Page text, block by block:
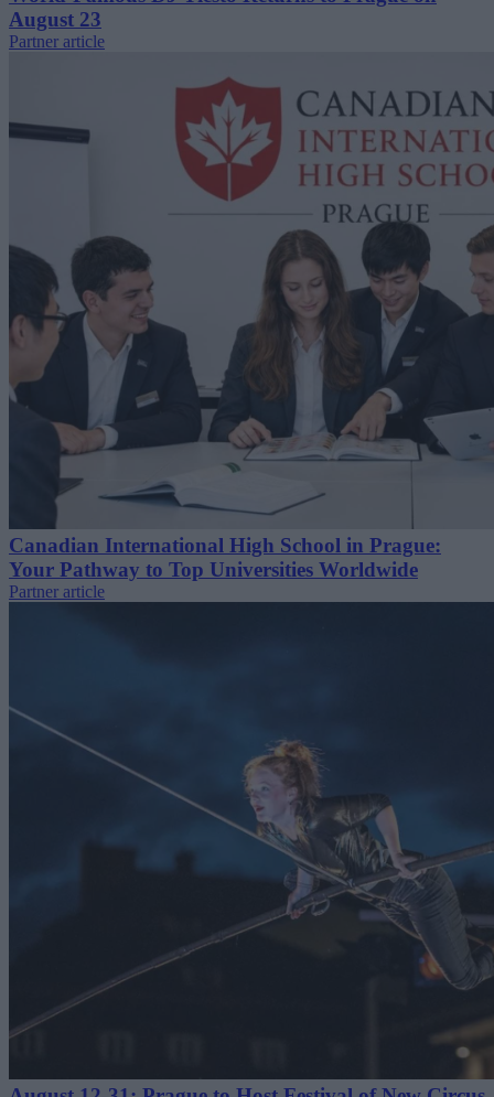
August 23
Partner article
Canadian International High School in Prague:
Your Pathway to Top Universities Worldwide
Partner article